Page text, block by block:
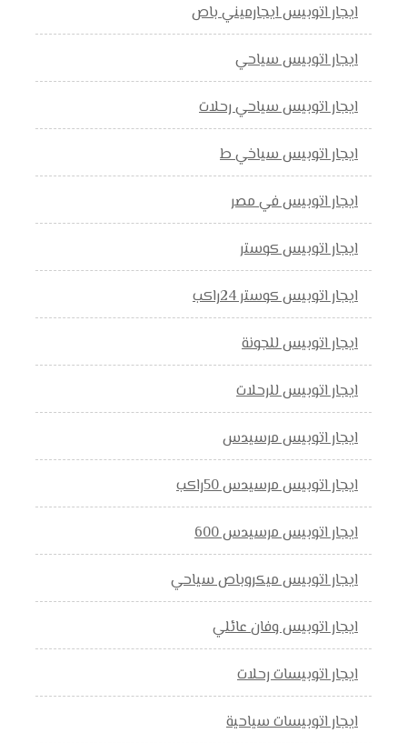
ايجار اتوبيس ايجارميني باص
ايجار اتوبيس سياحي
ايجار اتوبيس سياحي رحلات
ايجار اتوبيس سياخي ط
ايجار اتوبيس في مصر
ايجار اتوبيس كوستر
ايجار اتوبيس كوستر 24راكب
ايجار اتوبيس للجونة
ايجار اتوبيس للرحلات
ايجار اتوبيس مرسيدس
ايجار اتوبيس مرسيدس 50راكب
ايجار اتوبيس مرسيدس 600
ايجار اتوبيس ميكروباص سياحي
ايجار اتوبيس وفان عائلي
ايجار اتوبيسات رحلات
ايجار اتوبيسات سياحية